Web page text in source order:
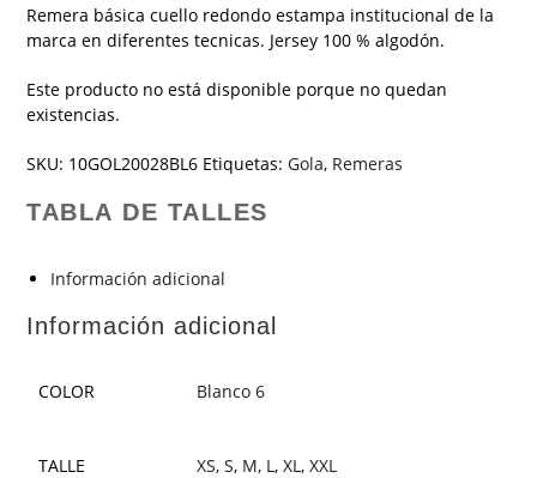
Remera básica cuello redondo estampa institucional de la
marca en diferentes tecnicas. Jersey 100 % algodón.
Este producto no está disponible porque no quedan
existencias.
SKU: 10GOL20028BL6 Etiquetas:Gola, Remeras
TABLA DE TALLES
Información adicional
Información adicional
COLOR Blanco 6
TALLE XS,S, M, L ,XL ,XXL